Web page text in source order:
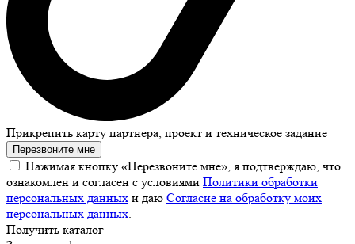
Прикрепить карту партнера, проект и техническое задание
Перезвоните мне
Нажимая кнопку «Перезвоните мне», я подтверждаю, что
ознакомлен и согласен с условиями Политики обработки
персональных данных и даю Согласие на обработку моих
персональных данных.
Получить каталог